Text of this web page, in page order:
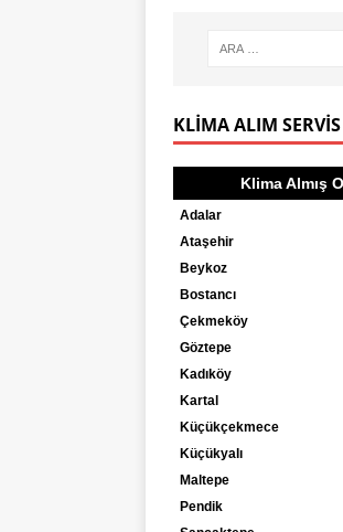
KLIMA ALIM
Klima Almış
Adalar
Ataşehir
Beykoz
Bostancı
Çekmeköy
Göztepe
Kadıköy
Kartal
Küçükçekmece
Küçükyalı
Maltepe
Pendik